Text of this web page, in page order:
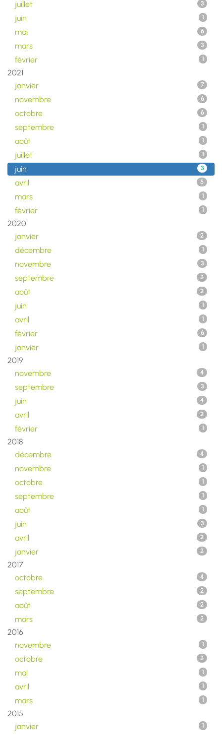
juillet 3
juin 1
mai 6
mars 3
février 1
2021
janvier
7
novembre 6
octobre 6
septembre 1
août 1
juillet 1
juin 3
avril 5
mars 1
février 1
2020
janvier
2
décembre 1
novembre 3
septembre 2
août 2
juin 1
avril 1
février 6
janvier 1
2019
novembre
4
septembre 3
juin 4
avril 2
février 1
2018
décembre
4
novembre 1
octobre 1
septembre 1
août 1
juin 3
avril 2
janvier 2
2017
octobre
4
septembre 2
août 2
mars 2
2016
novembre
1
octobre 2
mai 1
avril 1
mars 1
2015
janvier
1